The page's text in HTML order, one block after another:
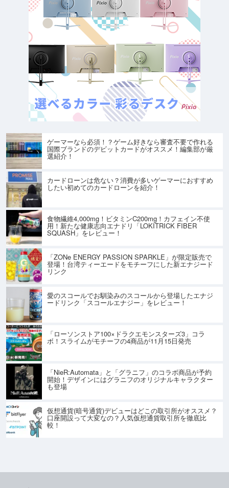
ゲーマーなら必須！？ゲーム好きなら審査不要で作れる
国際ブランドのデビットカードがオススメ！編集部が厳
選紹介！
カードローンは危ない？消費が多いゲーマーにおすすめ
したい初めてのカードローンを紹介！
食物繊維4,000mg！ビタミンC200mg！カフェイン不使
用！新たな健康志向エナドリ「LOKITRICK FIBER
SQUASH」をレビュー！
「ZONe ENERGY PASSION SPARKLE」が限定販売で
登場！台湾ティーエードをモチーフにした新エナジード
リンク
愛のスコールでお馴染みのスコールから登場したエナジ
ードリンク「スコールエナジー」をレビュー！
「ローソンストア100×ドラクエモンスターズ3」コラ
ボ！スライムがモチーフの4商品が11月15日発売
「NieR:Automata」と「グラニフ」のコラボ商品が予約
開始！デザインにはグラニフのオリジナルキャラクター
も登場
仮想通貨(暗号通貨)デビューはどこの取引所がオススメ？
口座開設って大変なの？人気仮想通貨取引所を徹底比
較！